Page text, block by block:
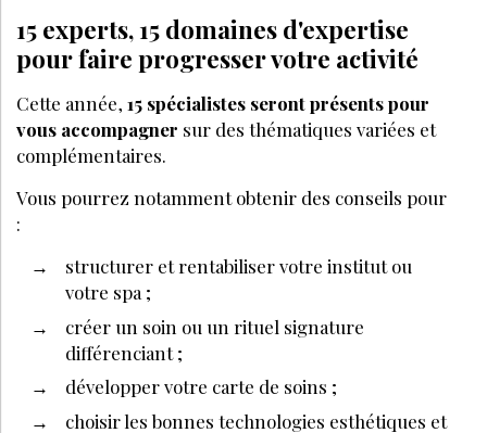
15 experts, 15 domaines d'expertise
pour faire progresser votre activité
Cette année, 15 spécialistes seront présents pour
vous accompagner sur des thématiques variées et
complémentaires.
Vous pourrez notamment obtenir des conseils pour
:
structurer et rentabiliser votre institut ou
votre spa ;
créer un soin ou un rituel signature
différenciant ;
développer votre carte de soins ;
choisir les bonnes technologies esthétiques et